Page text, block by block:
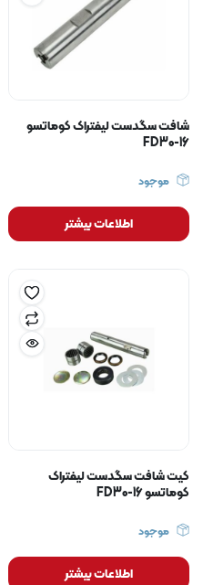
شافت سگدست لیفتراک کوماتسو
FD30-16
موجود
اطلاعات بیشتر
کیت شافت سگدست لیفتراک
کوماتسو FD30-16
موجود
اطلاعات بیشتر